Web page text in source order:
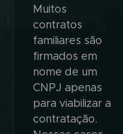
Muitos
contratos
familiares são
firmados em
nome de um
CNPJ apenas
para viabilizar a
contratação.